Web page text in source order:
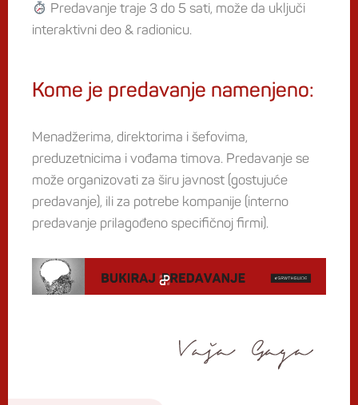
Predavanje traje 3 do 5 sati, može da uključi
interaktivni deo & radionicu.
Kome je predavanje namenjeno:
Menadžerima, direktorima i šefovima,
preduzetnicima i vođama timova. Predavanje se
može organizovati za širu javnost (gostujuće
predavanje), ili za potrebe kompanije (interno
predavanje prilagođeno specifičnoj firmi).